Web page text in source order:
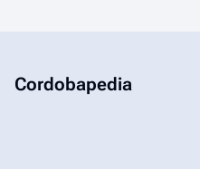
Cordobapedia